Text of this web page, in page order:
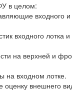
в целом:
входного
входного лотка и
на верхней и
на входном лотке.
оценку внешнего